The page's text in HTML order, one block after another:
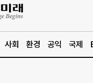
사회 환경 공익 국제